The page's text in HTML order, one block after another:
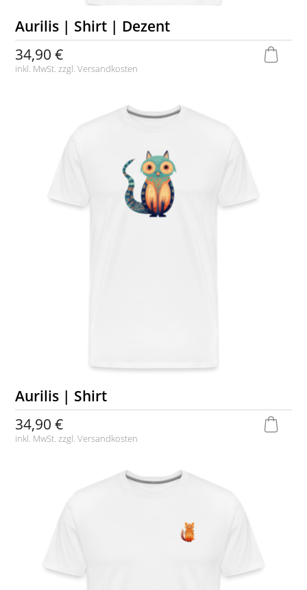
Aurilis | Shirt | Dezent
34,90 €
inkl. MwSt. zzgl.Versandkosten
Aurilis | Shirt
34,90 €
inkl. MwSt. zzgl.Versandkosten